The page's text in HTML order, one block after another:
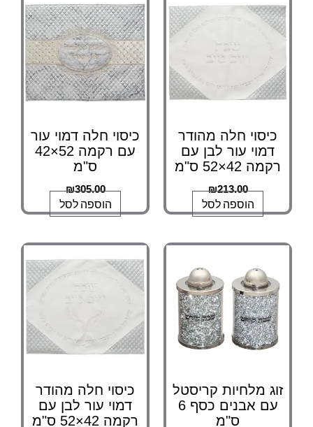
כיסוי חלה מהודר
דמוי עור לבן עם
רקמה 42×52 ס"מ
₪213.00
הוספה לסל
כיסוי חלה דמוי עור
עם רקמה 52×42
ס"מ
₪305.00
הוספה לסל
זוג מלחיות קריסטל
עם אבנים כסף 6
ס"מ
כיסוי חלה מהודר
דמוי עור לבן עם
רקמה 42×52 ס"מ